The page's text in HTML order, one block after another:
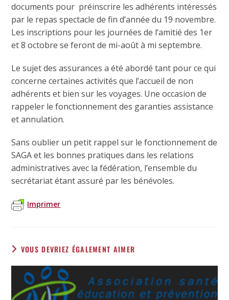
documents pour préinscrire les adhérents intéressés
par le repas spectacle de fin d’année du 19 novembre.
Les inscriptions pour les journées de l’amitié des 1er
et 8 octobre se feront de mi-août à mi septembre.
Le sujet des assurances a été abordé tant pour ce qui
concerne certaines activités que l’accueil de non
adhérents et bien sur les voyages. Une occasion de
rappeler le fonctionnement des garanties assistance
et annulation.
Sans oublier un petit rappel sur le fonctionnement de
SAGA et les bonnes pratiques dans les relations
administratives avec la fédération, l’ensemble du
secrétariat étant assuré par les bénévoles.
Imprimer
VOUS DEVRIEZ ÉGALEMENT AIMER